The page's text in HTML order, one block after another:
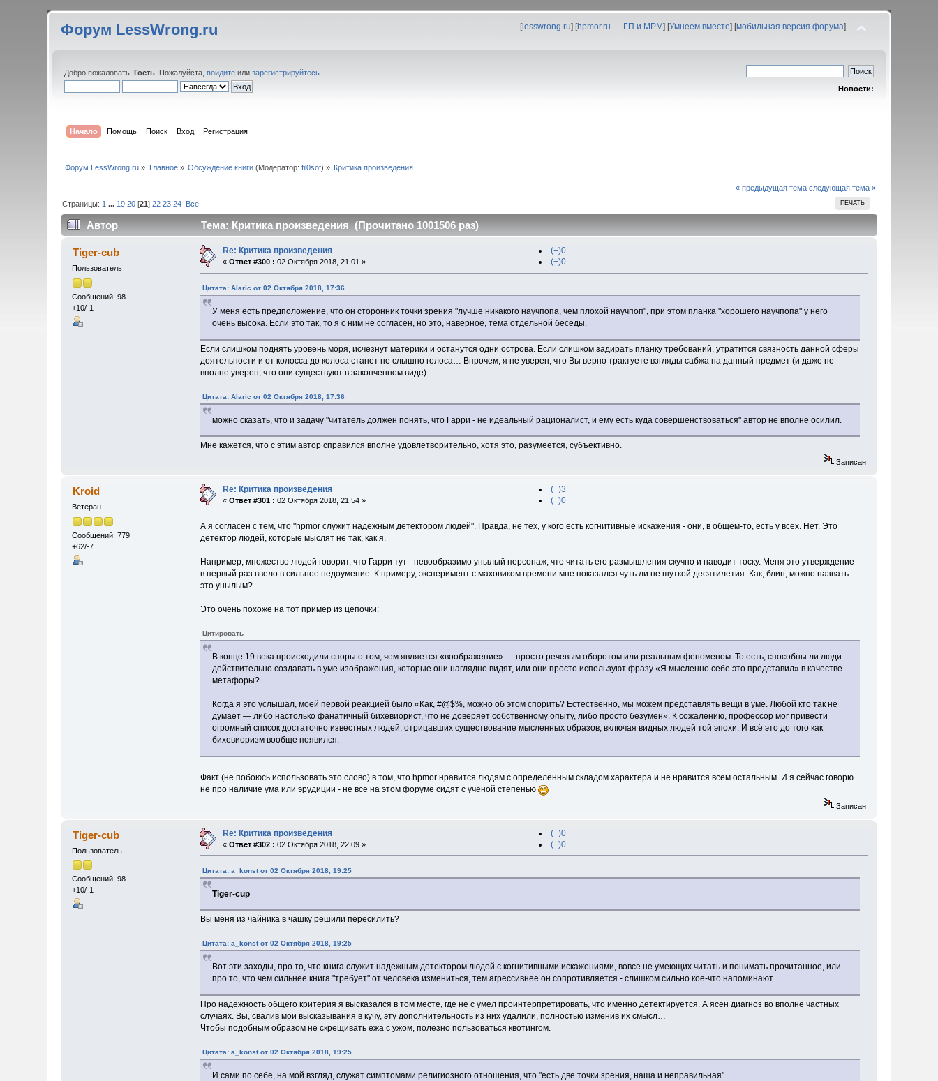
Форум LessWrong.ru [lesswrong.ru] [hpmor.ru — ГП и МРМ] [Умнеем вместе] [мобильная версия форума]
Добро пожаловать,Гость . Пожалуйста,войдите илизарегистрируйтесь
Новости:
Начало Помощь Поиск Вход Регистрация
Форум LessWrong.ru » Главное» Обсуждение книги (Модератор:fil0sof) » Критика произведения
« предыдущая тема следующая тема »
ПЕЧАТЬ
Страницы: 1 ... 19 20 [21]22 23 24 Все
Автор Тема: Критика произведения (Прочитано 1001506 раз)
Tiger-cub
Пользователь
Сообщений: 98
+10/-1
Re: Критика произведения
«Ответ #300 : 02 Октября 2018, 21:01 »
(+)0
(−)0
Цитата: Alaric от 02 Октября 2018, 17:36
У меня есть предположение, что он сторонник точки зрения "лучше никакого научпопа, чем плохой научпоп", при этом планка "хорошего научпопа" у него
очень высока. Если это так, то я с ним не согласен, но это, наверное, тема отдельной беседы.
Если слишком поднять уровень моря, исчезнут материки и останутся одни острова. Если слишком задирать планку требований, утратится связность данной сферы
деятельности и от колосса до колоса станет не слышно голоса… Впрочем, я не уверен, что Вы верно трактуете взгляды сабжа на данный предмет (и даже не
вполне уверен, что они существуют в законченном виде).
Цитата: Alaric от 02 Октября 2018, 17:36
можно сказать, что и задачу "читатель должен понять, что Гарри - не идеальный рационалист, и ему есть куда совершенствоваться" автор не вполне осилил.
Мне кажется, что с этим автор справился вполне удовлетворительно, хотя это, разумеется, субъективно.
Записан
Kroid
Ветеран
Сообщений: 779
+62/-7
Re: Критика произведения
«Ответ #301 : 02 Октября 2018, 21:54 »
(+)3
(−)0
А я согласен с тем, что "hpmor служит надежным детектором людей". Правда, не тех, у кого есть когнитивные искажения - они, в общем-то, есть у всех. Нет. Это
детектор людей, которые мыслят не так, как я.
Например, множество людей говорит, что Гарри тут - невообразимо унылый персонаж, что читать его размышления скучно и наводит тоску. Меня это утверждение
в первый раз ввело в сильное недоумение. К примеру, эксперимент с маховиком времени мне показался чуть ли не шуткой десятилетия. Как, блин, можно назвать
это унылым?
Это очень похоже на тот пример из цепочки:
Цитировать
В конце 19 века происходили споры о том, чем является «воображение» — просто речевым оборотом или реальным феноменом. То есть, способны ли люди
действительно создавать в уме изображения, которые они наглядно видят, или они просто используют фразу «Я мысленно себе это представил» в качестве
метафоры?
Когда я это услышал, моей первой реакцией было «Как, #@$%, можно об этом спорить? Естественно, мы можем представлять вещи в уме. Любой кто так не
думает — либо настолько фанатичный бихевиорист, что не доверяет собственному опыту, либо просто безумен». К сожалению, профессор мог привести
огромный список достаточно известных людей, отрицавших существование мысленных образов, включая видных людей той эпохи. И всё это до того как
бихевиоризм вообще появился.
Факт (не побоюсь использовать это слово) в том, что hpmor нравится людям с определенным складом характера и не нравится всем остальным. И я сейчас говорю
не про наличие ума или эрудиции - не все на этом форуме сидят с ученой степенью
Записан
Tiger-cub
Пользователь
Сообщений: 98
+10/-1
Re: Критика произведения
«Ответ #302 : 02 Октября 2018, 22:09 »
(+)0
(−)0
Цитата: a_konst от 02 Октября 2018, 19:25
Tiger-cup
Вы меня из чайника в чашку решили пересилить?
Цитата: a_konst от 02 Октября 2018, 19:25
Вот эти заходы, про то, что книга служит надежным детектором людей с когнитивными искажениями, вовсе не умеющих читать и понимать прочитанное, или
про то, что чем сильнее книга "требует" от человека измениться, тем агрессивнее он сопротивляется - слишком сильно кое-что напоминают.
Про надёжность общего критерия я высказался в том месте, где не с умел проинтерпретировать, что именно детектируется. А ясен диагноз во вполне частных
случаях. Вы, свалив мои высказывания в кучу, эту дополнительность из них удалили, полностью изменив их смысл…
Чтобы подобным образом не скрещивать ежа с ужом, полезно пользоваться квотингом.
Цитата: a_konst от 02 Октября 2018, 19:25
И сами по себе, на мой взгляд, служат симптомами религиозного отношения, что "есть две точки зрения, наша и неправильная".